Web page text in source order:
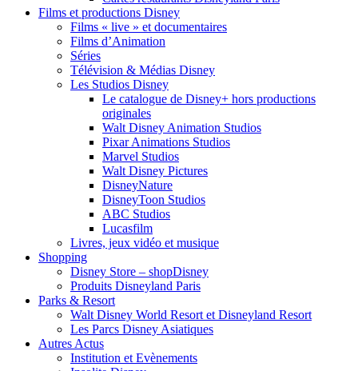
Films et productions Disney
Films « live » et documentaires
Films d’Animation
Séries
Télévision & Médias Disney
Les Studios Disney
Le catalogue de Disney+ hors productions
originales
Walt Disney Animation Studios
Pixar Animations Studios
Marvel Studios
Walt Disney Pictures
DisneyNature
DisneyToon Studios
ABC Studios
Lucasfilm
Livres, jeux vidéo et musique
Shopping
Disney Store – shopDisney
Produits Disneyland Paris
Parks & Resort
Walt Disney World Resort et Disneyland Resort
Les Parcs Disney Asiatiques
Autres Actus
Institution et Evènements